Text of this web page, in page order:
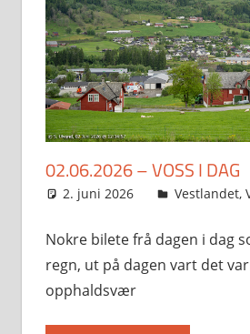
02.06.2026 – VOSS I DAG
2. juni 2026 Svein
Vestlandet,
Nokre bilete frå dagen i dag
regn, ut på dagen vart det
opphaldsvær